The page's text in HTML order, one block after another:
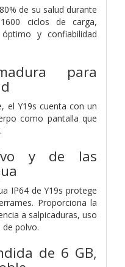
de su salud durante
ciclos de carga,
y confiabilidad
para
el Y19s cuenta con un
como pantalla que
y de las
IP64 de Y19s protege
Proporciona la
a salpicaduras, uso
polvo.
de 6 GB,